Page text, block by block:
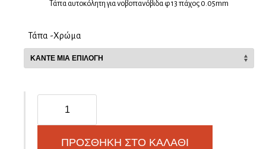
Τάπα αυτοκόλητη για νοβοπανόβιδα φ 13 πάχος 0.05mm
Τάπα -Χρώμα
νοβοπανόβιδας
αυτοκόλητες
ποσότηταΠΡΟΣΘΉΚΗ ΣΤΟ ΚΑΛΆΘΙ